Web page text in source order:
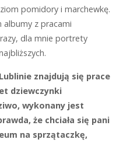
pomidory i marchewkę.
albumy z pracami
dla mnie portrety
znajdują się prace
dziewczynki
wykonany jest
że chciała się pani
na sprzątaczkę,